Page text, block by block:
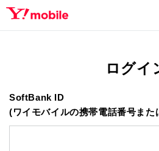
ログイ
SoftBank ID
(ワイモバイルの携帯電話番号また